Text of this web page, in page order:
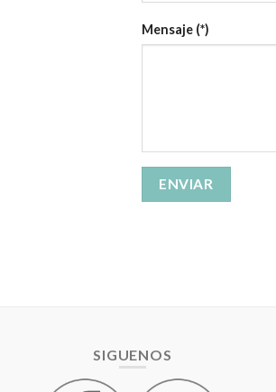
Mensaje (*)
SIGUENOS